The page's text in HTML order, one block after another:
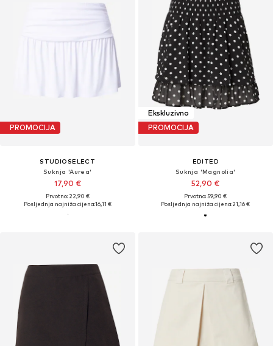
PROMOCIJA
STUDIOSELECT
Suknja 'Aurea'
17,90 €
Prvotno: 22,90 €
Posljednja najniža cijena:16,11 €
Ekskluzivno
PROMOCIJA
EDITED
Suknja 'Magnolia'
52,90 €
Prvotno: 59,90 €
Posljednja najniža cijena:21,16 €